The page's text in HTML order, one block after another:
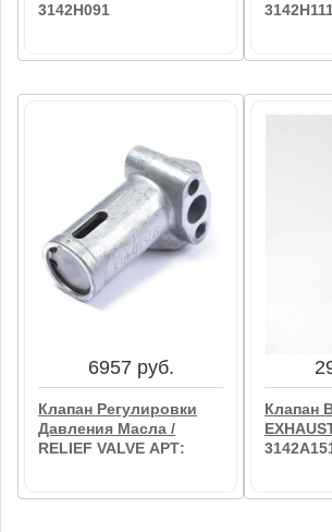
3142H091
3936 руб.
Клапан Впускной /
INTAKE VALVE АРТ:
3142H091
Клапан
VALVE
6957 руб.
Клапан Регулировки
Давления Масла /
RELIEF VALVE АРТ:
Клапан